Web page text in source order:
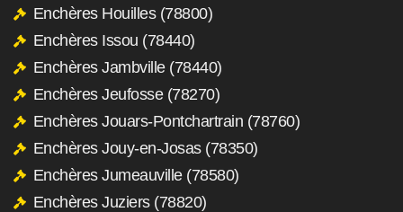
Enchères Houilles (78800)
Enchères Issou (78440)
Enchères Jambville (78440)
Enchères Jeufosse (78270)
Enchères Jouars-Pontchartrain (78760)
Enchères Jouy-en-Josas (78350)
Enchères Jumeauville (78580)
Enchères Juziers (78820)